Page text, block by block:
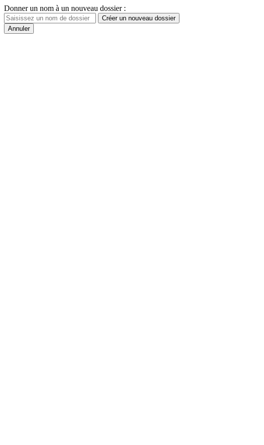
Donner un nom à un nouveau dossier :
Créer un nouveau dossier
Annuler